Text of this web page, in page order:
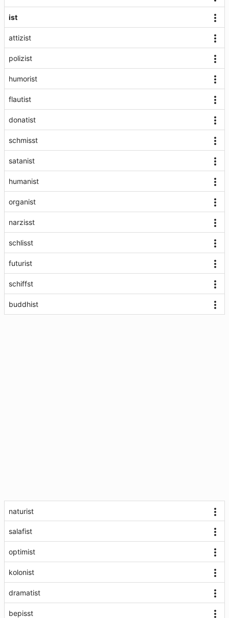
ist
attizist
polizist
humorist
flautist
donatist
schmisst
satanist
humanist
organist
narzisst
schlisst
futurist
schiffst
buddhist
naturist
salafist
optimist
kolonist
dramatist
bepisst